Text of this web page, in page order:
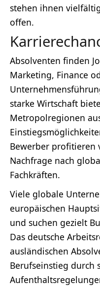
stehen ihnen
offen.
Absolventen finden
Marketing, Finance
starke Wirtschaft
Metropolregionen
Bewerber profitieren
Nachfrage nach
Fachkräften.
Viele globale
europäischen
und suchen gezielt
Das deutsche
ausländischen
Berufseinstieg durch